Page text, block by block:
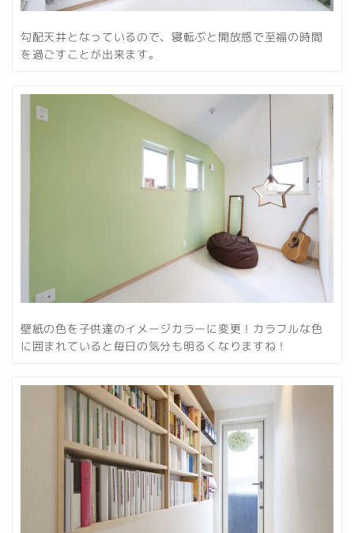
勾配天井となっているので、寝転ぶと開放感で至福の時間
を過ごすことが出来ます。
壁紙の色を子供達のイメージカラーに変更！カラフルな色
に囲まれていると毎日の気分も明るくなりますね！